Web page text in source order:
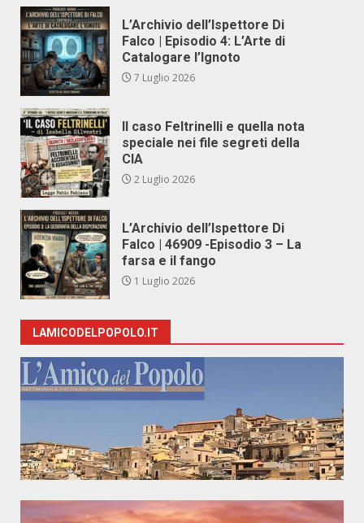
L’Archivio dell’Ispettore Di
Falco | Episodio 4: L’Arte di
Catalogare l’Ignoto
7 Luglio 2026
Il caso Feltrinelli e quella nota
speciale nei file segreti della
CIA
2 Luglio 2026
L’Archivio dell’Ispettore Di
Falco | 46909 -Episodio 3 – La
farsa e il fango
1 Luglio 2026
LAMICODELPOPOLO.IT